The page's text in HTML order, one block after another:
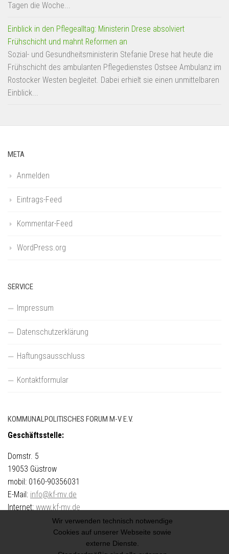
Tagen die Woche...
Einblick in den Pflegealltag: Ministerin Drese absolviert
Frühschicht und mahnt Reformen an
Sozial- und Gesundheitsministerin Stefanie Drese hat heute die
Frühschicht des ambulanten Pflegedienstes Ostsee Ambulanz im
Rostocker Westen begleitet. Dabei erhielt sie einen unmittelbaren
Einblick...
META
Anmelden
Eintrags-Feed
Kommentar-Feed
WordPress.org
SERVICE
Impressum
Datenschutzerklärung
Haftungsausschluss
Kontaktformular
KOMMUNALPOLITISCHES FORUM M-V E.V.
Geschäftsstelle:
Domstr. 5
19053 Güstrow
mobil: 0160-90356031
E-Mail: info@kf-mv.de
Internet: www.kf-mv.de
(c) 2002-2022Wir verwenden technisch notwendige
Cookies auf unserer Webseite sowie
externe Dienste.